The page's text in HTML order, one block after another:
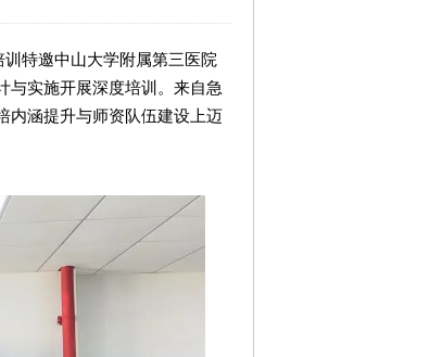
特邀中山大学附属第三医院
与实施开展深度培训。来自急
内涵提升与师资队伍建设上迈